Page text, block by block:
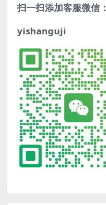
扫一扫添加客服微信：
yishanguji